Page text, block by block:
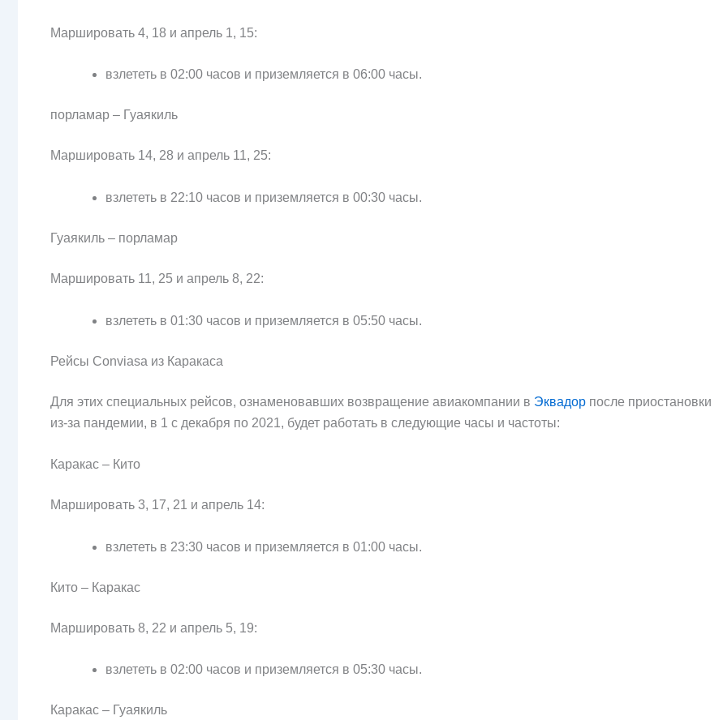
Маршировать 4, 18 и апрель 1, 15:
взлететь в 02:00 часов и приземляется в 06:00 часы.
порламар – Гуаякиль
Маршировать 14, 28 и апрель 11, 25:
взлететь в 22:10 часов и приземляется в 00:30 часы.
Гуаякиль – порламар
Маршировать 11, 25 и апрель 8, 22:
взлететь в 01:30 часов и приземляется в 05:50 часы.
Рейсы Conviasa из Каракаса
Для этих специальных рейсов, ознаменовавших возвращение авиакомпании в Эквадор после приостановки
из-за пандемии, в 1 с декабря по 2021, будет работать в следующие часы и частоты:
Каракас – Кито
Маршировать 3, 17, 21 и апрель 14:
взлететь в 23:30 часов и приземляется в 01:00 часы.
Кито – Каракас
Маршировать 8, 22 и апрель 5, 19:
взлететь в 02:00 часов и приземляется в 05:30 часы.
Каракас – Гуаякиль